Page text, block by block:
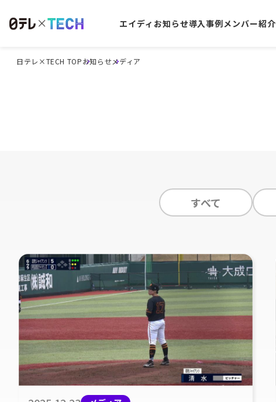
エイディ お知らせ導入事例メンバー紹介
日テレ×TECH TOPお知らせメディア
すべて